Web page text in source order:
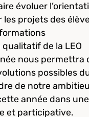
évoluer
projets des
de la LEO
nous permettra
possibles
de notre
année dans une
et participative.